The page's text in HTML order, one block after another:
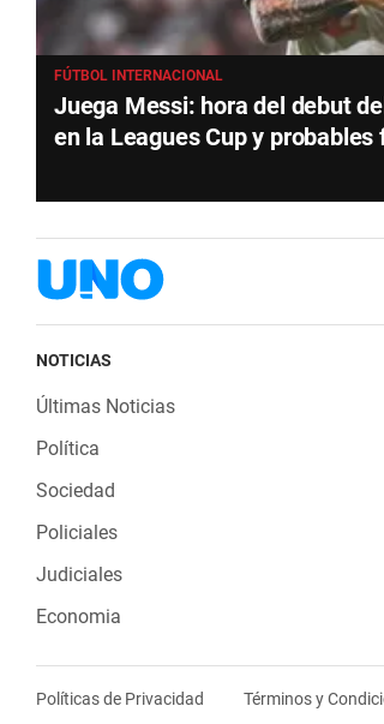
FÚTBOL INTERNACIONAL
Juega Messi: hora del debut
en la Leagues Cup y
NOTICIAS
Últimas Noticias
Política
Sociedad
Policiales
Judiciales
Economia
Políticas de Privacidad Términos y